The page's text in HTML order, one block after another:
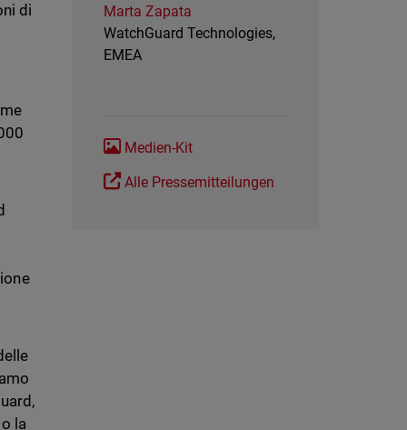
di
la
Marta Zapata
WatchGuard Technologies,
EMEA
Medien-Kit
Alle Pressemitteilungen